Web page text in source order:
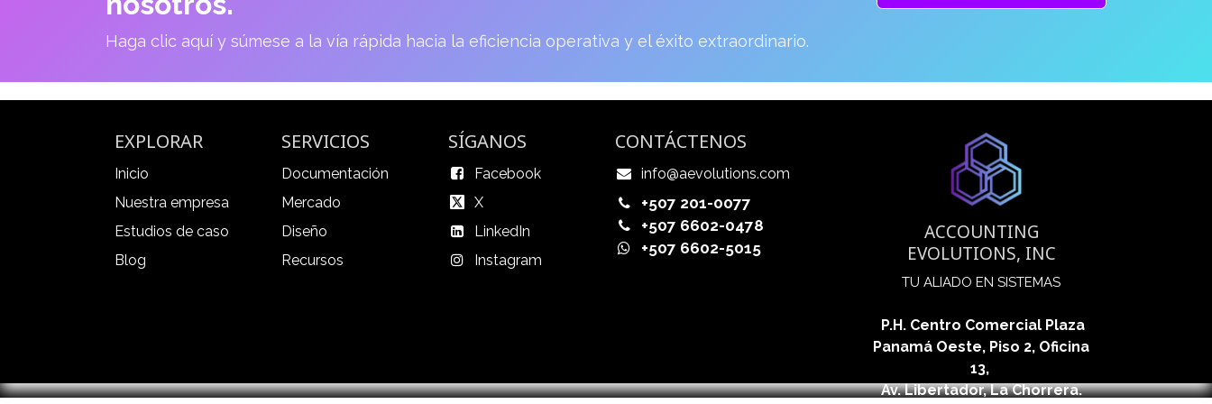
Haga clic aquí y súmese a la vía rápida hacia la eficiencia operativa y el éxito extraordinario.
EXPLORAR
Inicio
Nuestra empresa
Estudios de caso
Blog
SERVICIOS
Documentación
Mercado
Diseño
Recursos
SÍGANOS
Facebook
X
LinkedIn
Instagram
CONTÁCTENOS
info@aevolutions.com
+507 201-0077
+507 6602-0478
+507 6602-5015
ACCOUNTING
EVOLUTIONS, INC
​TU ALIADO EN SISTEMAS
P.H. Centro Comercial Plaza
Panamá Oeste, Piso 2, Oficina
13,
Av. Libertador, La Chorrera.